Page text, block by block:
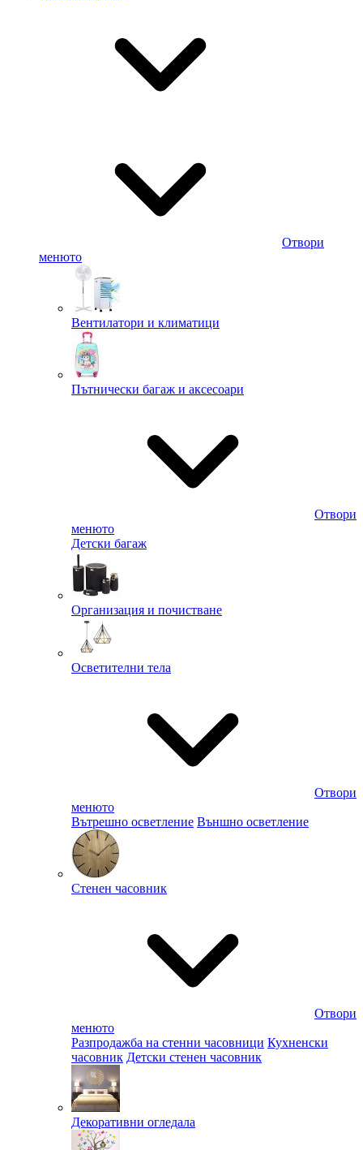
Отвори
менюто
Вентилатори и климатици
Пътнически багаж и аксесоари
Отвори
менюто
Детски багаж
Организация и почистване
Осветителни тела
Отвори
менюто
Вътрешно осветление Външно осветление
Стенен часовник
Отвори
менюто
Разпродажба на стенни часовници Кухненски
часовник Детски стенен часовник
Декоративни огледала